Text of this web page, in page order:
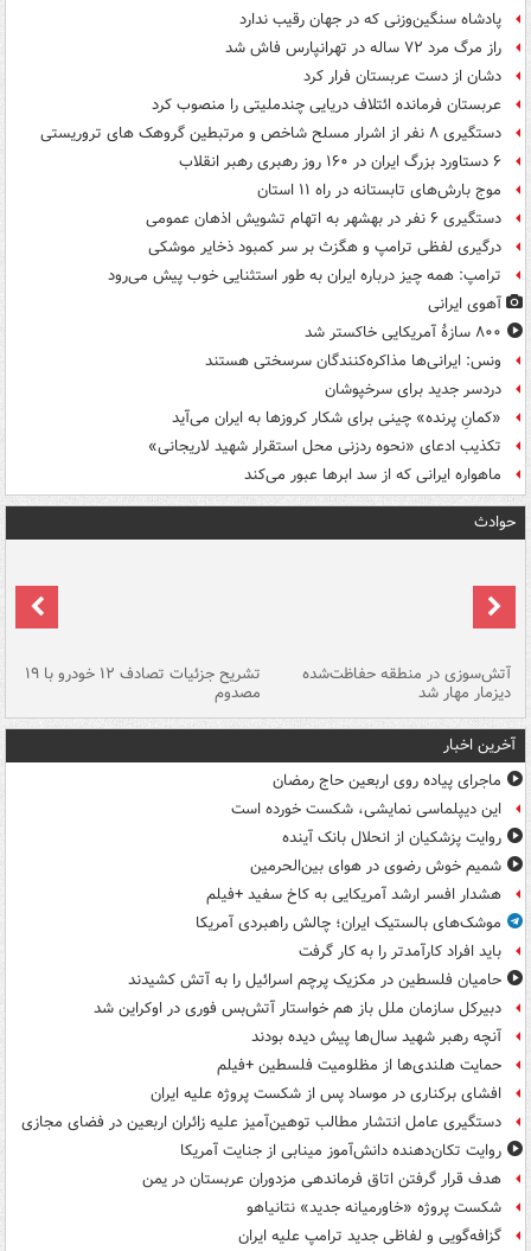
پادشاه سنگین‌وزنی که در جهان رقیب ندارد
راز مرگ مرد ۷۲ ساله در تهرانپارس فاش شد
دشان از دست عربستان فرار کرد
عربستان فرمانده ائتلاف دریایی چندملیتی را منصوب کرد
دستگیری ۸ نفر از اشرار مسلح شاخص و مرتبطین گروهک های تروریستی
۶ دستاورد بزرگ ایران در ۱۶۰ روز رهبری رهبر انقلاب
موج بارش‌های تابستانه در راه ۱۱ استان
دستگیری ۶ نفر در بهشهر به اتهام تشویش اذهان عمومی
درگیری لفظی ترامپ و هگزث بر سر کمبود ذخایر موشکی
ترامپ: همه چیز درباره ایران به طور استثنایی خوب پیش می‌رود
آهوی ایرانی
۸۰۰ سازۀ آمریکایی خاکستر شد
ونس: ایرانی‌ها مذاکره‌کنندگان سرسختی هستند
دردسر جدید برای سرخپوشان
«کمانِ پرنده» چینی برای شکار کروزها به ایران می‌آید
تکذیب ادعای «نحوه ردزنی محل استقرار شهید لاریجانی»
ماهواره ایرانی که از سد ابرها عبور می‌کند
حوادث
آتش‌سوزی در منطقه حفاظت‌شده
دیزمار مهار شد
تشریح جزئیات تصادف ۱۲ خودرو با ۱۹
مصدوم
آخرین اخبار
ماجرای پیاده روی اربعین حاج رمضان
این دیپلماسی نمایشی، شکست خورده است
روایت پزشکیان از انحلال بانک آینده
شمیم خوش رضوی در هوای بین‌الحرمین
هشدار افسر ارشد آمریکایی به کاخ سفید +فیلم
موشک‌های بالستیک ایران؛ چالش راهبردی آمریکا
باید افراد کارآمدتر را به کار گرفت
حامیان فلسطین در مکزیک پرچم اسرائیل را به آتش کشیدند
دبیرکل سازمان ملل باز هم خواستار آتش‌بس فوری در اوکراین شد
آنچه رهبر شهید سال‌ها پیش دیده بودند
حمایت هلندی‌ها از مظلومیت فلسطین +فیلم
افشای برکناری در موساد پس از شکست پروژه علیه ایران
دستگیری عامل انتشار مطالب توهین‌آمیز علیه زائران اربعین در فضای مجازی
روایت تکان‌دهنده دانش‌آموز مینابی از جنایت آمریکا
هدف قرار گرفتن اتاق‌ فرماندهی مزدوران عربستان در یمن
شکست پروژه «خاورمیانه جدید» نتانیاهو
گزافه‌گویی و لفاظی جدید ترامپ علیه ایران